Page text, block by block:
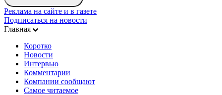
Реклама на сайте и в газете
Подписаться на новости
Главная
Коротко
Новости
Интервью
Комментарии
Компании сообщают
Самое читаемое